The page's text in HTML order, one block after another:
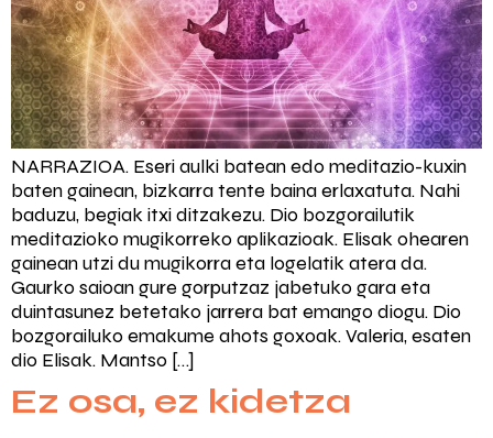
NARRAZIOA. Eseri aulki batean edo meditazio-kuxin
baten gainean, bizkarra tente baina erlaxatuta. Nahi
baduzu, begiak itxi ditzakezu. Dio bozgorailutik
meditazioko mugikorreko aplikazioak. Elisak ohearen
gainean utzi du mugikorra eta logelatik atera da.
Gaurko saioan gure gorputzaz jabetuko gara eta
duintasunez betetako jarrera bat emango diogu. Dio
bozgorailuko emakume ahots goxoak. Valeria, esaten
dio Elisak. Mantso […]
Ez osa, ez kidetza